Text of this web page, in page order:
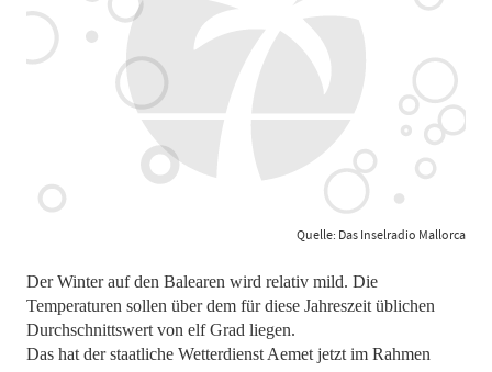
Quelle: Das Inselradio Mallorca
Der Winter auf den Balearen wird relativ mild. Die
Temperaturen sollen über dem für diese Jahreszeit üblichen
Durchschnittswert von elf Grad liegen.
Das hat der staatliche Wetterdienst Aemet jetzt im Rahmen